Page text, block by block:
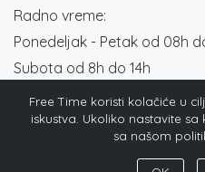
Radno vreme:
Ponedeljak - Petak od 08h
Subota od 8h do 14h
Društvene mreže
Free Time koristi kolačiće u
iskustva. Ukoliko nastavite
sa našom